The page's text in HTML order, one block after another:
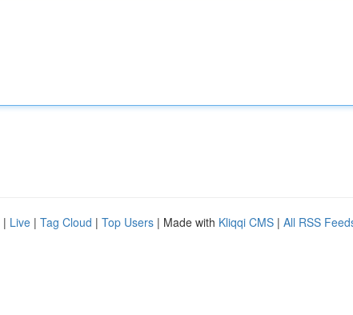
| Live | Tag Cloud | Top Users | Made with Kliqqi CMS | All RSS